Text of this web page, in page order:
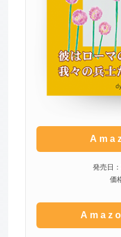
発売日
価